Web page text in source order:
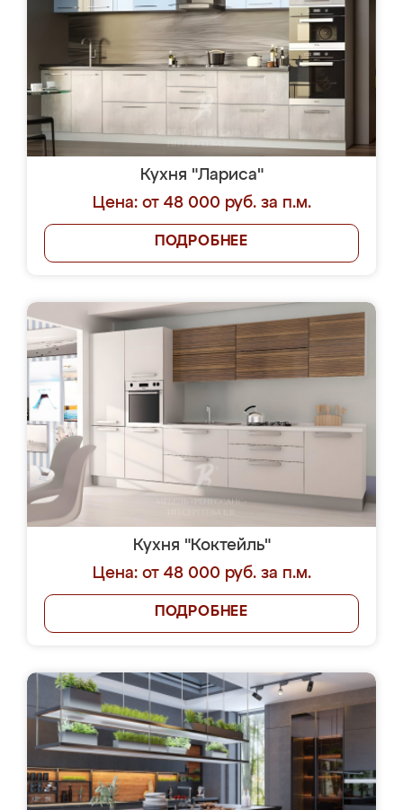
Кухня "Лариса"
Цена: от 48 000 руб. за п.м.
ПОДРОБНЕЕ
Кухня "Коктейль"
Цена: от 48 000 руб. за п.м.
ПОДРОБНЕЕ